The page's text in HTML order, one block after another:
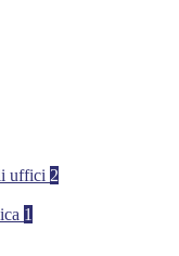
uffici 2
1